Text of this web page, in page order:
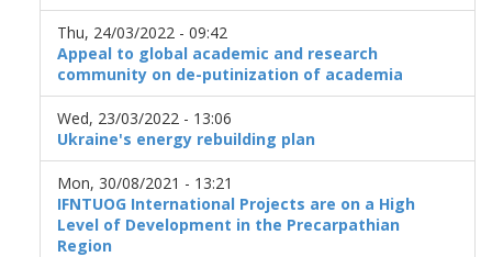
Thu, 24/03/2022 - 09:42
Appeal to global academic and research
community on de-putinization of academia
Wed, 23/03/2022 - 13:06
Ukraine's energy rebuilding plan
Mon, 30/08/2021 - 13:21
IFNTUOG International Projects are on a High
Level of Development in the Precarpathian
Region